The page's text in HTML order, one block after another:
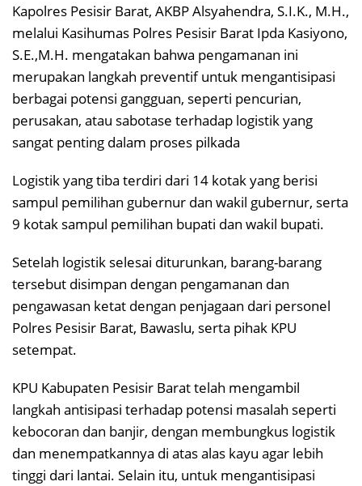
Kapolres Pesisir Barat, AKBP Alsyahendra, S.I.K., M.H.,
melalui Kasihumas Polres Pesisir Barat Ipda Kasiyono,
S.E.,M.H. mengatakan bahwa pengamanan ini
merupakan langkah preventif untuk mengantisipasi
berbagai potensi gangguan, seperti pencurian,
perusakan, atau sabotase terhadap logistik yang
sangat penting dalam proses pilkada
Logistik yang tiba terdiri dari 14 kotak yang berisi
sampul pemilihan gubernur dan wakil gubernur, serta
9 kotak sampul pemilihan bupati dan wakil bupati.
Setelah logistik selesai diturunkan, barang-barang
tersebut disimpan dengan pengamanan dan
pengawasan ketat dengan penjagaan dari personel
Polres Pesisir Barat, Bawaslu, serta pihak KPU
setempat.
KPU Kabupaten Pesisir Barat telah mengambil
langkah antisipasi terhadap potensi masalah seperti
kebocoran dan banjir, dengan membungkus logistik
dan menempatkannya di atas alas kayu agar lebih
tinggi dari lantai. Selain itu, untuk mengantisipasi